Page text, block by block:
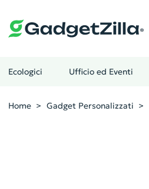
Ecologici Ufficio ed Eventi
Home Gadget Personalizzati